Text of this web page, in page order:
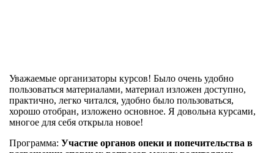
Уважаемые организаторы курсов! Было очень удобно
пользоваться материалами, материал изложен доступно,
практично, легко читался, удобно было пользоваться,
хорошо отобран, изложено основное. Я довольна курсами,
многое для себя открыла новое!
Программа: Участие органов опеки и попечительства в